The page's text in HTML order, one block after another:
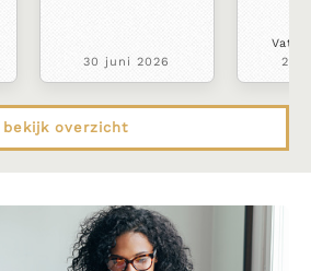
30 juni 2026
22
bekijk overzicht